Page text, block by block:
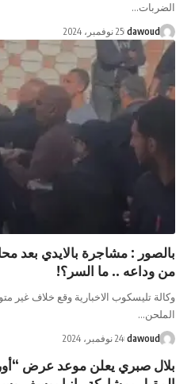
dawoud 25 نوفمبر، 2024
: مشاجرة بالايدي بعد
وداعه .. ما السر؟!
تليسكوب الاخبارية وقع خلاف غير متوقع
dawoud 24 نوفمبر، 2024
صبري يعلن موعد عرض “أوراق